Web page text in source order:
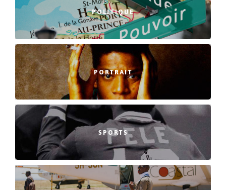
POLITIQUE
PORTRAIT
SPORTS